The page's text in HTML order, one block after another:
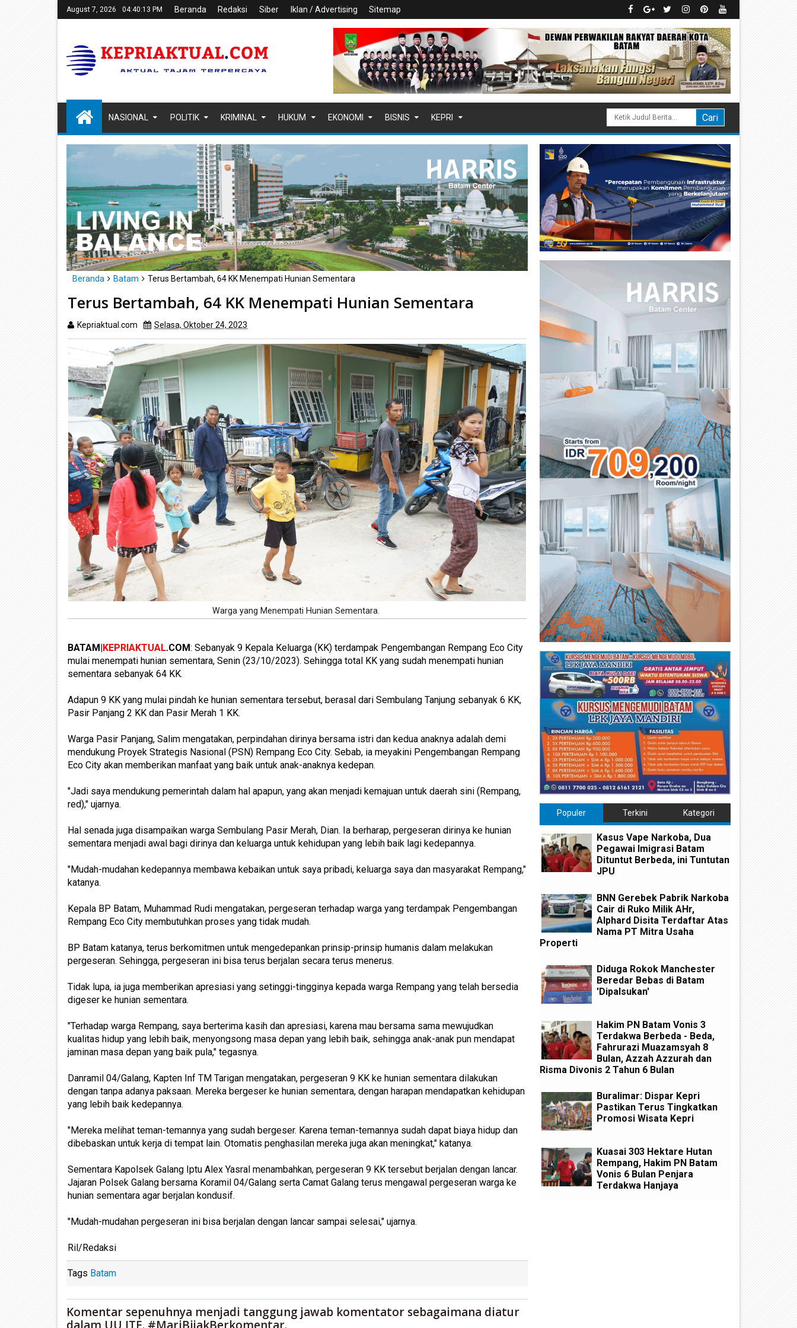
August 7, 2026 04:40:14 PM Beranda Redaksi Siber Iklan / Advertising Sitemap
NASIONAL POLITIK KRIMINAL HUKUM EKONOMI BISNIS KEPRI
Beranda Batam Terus Bertambah, 64 KK Menempati Hunian Sementara
Terus Bertambah, 64 KK Menempati Hunian Sementara
Kepriaktual.com Selasa, Oktober 24, 2023
Warga yang Menempati Hunian Sementara.
BATAM|KEPRIAKTUAL.COM: Sebanyak 9 Kepala Keluarga (KK) terdampak Pengembangan Rempang Eco City
mulai menempati hunian sementara, Senin (23/10/2023). Sehingga total KK yang sudah menempati hunian
sementara sebanyak 64 KK.
Adapun 9 KK yang mulai pindah ke hunian sementara tersebut, berasal dari Sembulang Tanjung sebanyak 6 KK,
Pasir Panjang 2 KK dan Pasir Merah 1 KK.
Warga Pasir Panjang, Salim mengatakan, perpindahan dirinya bersama istri dan kedua anaknya adalah demi
mendukung Proyek Strategis Nasional (PSN) Rempang Eco City. Sebab, ia meyakini Pengembangan Rempang
Eco City akan memberikan manfaat yang baik untuk anak-anaknya kedepan.
"Jadi saya mendukung pemerintah dalam hal apapun, yang akan menjadi kemajuan untuk daerah sini (Rempang,
red)," ujarnya.
Hal senada juga disampaikan warga Sembulang Pasir Merah, Dian. Ia berharap, pergeseran dirinya ke hunian
sementara menjadi awal bagi dirinya dan keluarga untuk kehidupan yang lebih baik lagi kedepannya.
"Mudah-mudahan kedepannya membawa kebaikan untuk saya pribadi, keluarga saya dan masyarakat Rempang,"
katanya.
Kepala BP Batam, Muhammad Rudi mengatakan, pergeseran terhadap warga yang terdampak Pengembangan
Rempang Eco City membutuhkan proses yang tidak mudah.
BP Batam katanya, terus berkomitmen untuk mengedepankan prinsip-prinsip humanis dalam melakukan
pergeseran. Sehingga, pergeseran ini bisa terus berjalan secara terus menerus.
Tidak lupa, ia juga memberikan apresiasi yang setinggi-tingginya kepada warga Rempang yang telah bersedia
digeser ke hunian sementara.
"Terhadap warga Rempang, saya berterima kasih dan apresiasi, karena mau bersama sama mewujudkan
kualitas hidup yang lebih baik, menyongsong masa depan yang lebih baik, sehingga anak-anak pun mendapat
jaminan masa depan yang baik pula," tegasnya.
Danramil 04/Galang, Kapten Inf TM Tarigan mengatakan, pergeseran 9 KK ke hunian sementara dilakukan
dengan tanpa adanya paksaan. Mereka bergeser ke hunian sementara, dengan harapan mendapatkan kehidupan
yang lebih baik kedepannya.
"Mereka melihat teman-temannya yang sudah bergeser. Karena teman-temannya sudah dapat biaya hidup dan
dibebaskan untuk kerja di tempat lain. Otomatis penghasilan mereka juga akan meningkat," katanya.
Sementara Kapolsek Galang Iptu Alex Yasral menambahkan, pergeseran 9 KK tersebut berjalan dengan lancar.
Jajaran Polsek Galang bersama Koramil 04/Galang serta Camat Galang terus mengawal pergeseran warga ke
hunian sementara agar berjalan kondusif.
"Mudah-mudahan pergeseran ini bisa berjalan dengan lancar sampai selesai," ujarnya.
Ril/Redaksi
Tags Batam
Komentar sepenuhnya menjadi tanggung jawab komentator sebagaimana diatur
Populer Terkini Kategori
Kasus Vape Narkoba, Dua
Pegawai Imigrasi Batam
Dituntut Berbeda, ini Tuntutan
JPU
BNN Gerebek Pabrik Narkoba
Cair di Ruko Milik AHr,
Alphard Disita Terdaftar Atas
Nama PT Mitra Usaha
Properti
Diduga Rokok Manchester
Beredar Bebas di Batam
'Dipalsukan'
Hakim PN Batam Vonis 3
Terdakwa Berbeda - Beda,
Fahrurazi Muazamsyah 8
Bulan, Azzah Azzurah dan
Risma Divonis 2 Tahun 6 Bulan
Buralimar: Dispar Kepri
Pastikan Terus Tingkatkan
Promosi Wisata Kepri
Kuasai 303 Hektare Hutan
Rempang, Hakim PN Batam
Vonis 6 Bulan Penjara
Terdakwa Hanjaya